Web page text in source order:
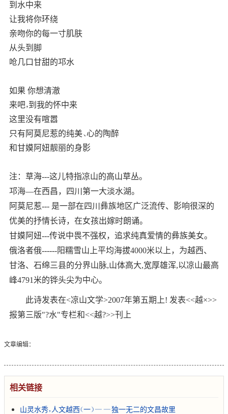
到水中来
让我将你环绕
亲吻你的每一寸肌肤
从头到脚
呛几口甘甜的邛水
如果 你想清澈
来吧，到我的怀中来
这里没有喧嚣
只有阿莫尼惹的纯美、心的陶醉
和甘嫫阿妞靓丽的身影
注：草海---这儿特指凉山的高山草丛。
邛海―在西昌，四川第一大淡水湖。
阿莫尼惹--- 是一部在四川彝族地区广泛流传、影响很深的
优美的抒情长诗，在女孩出嫁时朗诵。
甘嫫阿妞---传说中畏不强权，追求纯真爱情的彝族美女。
俄洛者俄------阳糯雪山上平均海拔4000米以上，为越西、
甘洛、石绵三县的分界山脉,山体高大,宽厚雄浑,以凉山最高
峰4791米的铧头尖为中心。
此诗发表在<凉山文学>2007年第五期上! 发表<<越×>>
报第三版"?水"专栏和<<越?>>刊上
文章编辑：
相关链接
山灵水秀，人文越西（一）——独一无二的文昌故里